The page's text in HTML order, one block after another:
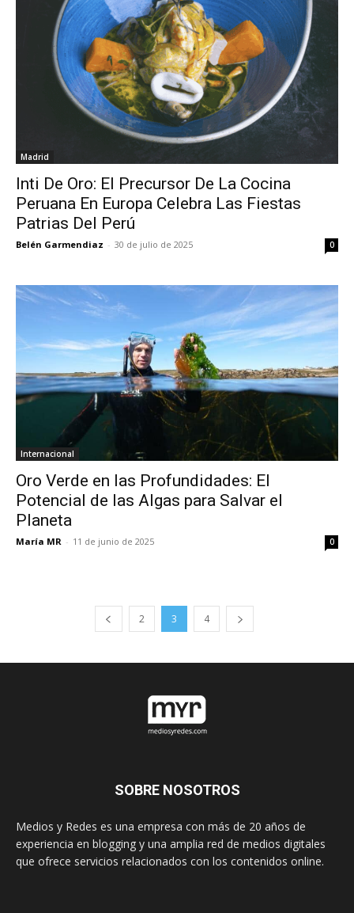
Madrid
Inti De Oro: El Precursor De La Cocina
Peruana En Europa Celebra Las Fiestas
Patrias Del Perú
Belén Garmendiaz - 30 de julio de 2025 0
Internacional
Oro Verde en las Profundidades: El
Potencial de las Algas para Salvar el
Planeta
María MR - 11 de junio de 2025 0
2 3 4
SOBRE NOSOTROS
Medios y Redes es una empresa con más de 20 años de
experiencia en blogging y una amplia red de medios digitales
que ofrece servicios relacionados con los contenidos online.